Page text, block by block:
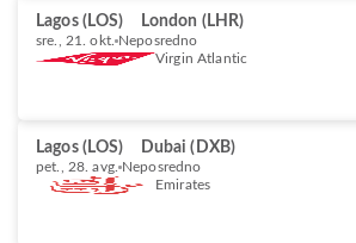
Lagos (LOS) London (LHR)
sre., 21. okt. Neposredno
Virgin Atlantic
Lagos (LOS) Dubai (DXB)
pet., 28. avg. Neposredno
Emirates